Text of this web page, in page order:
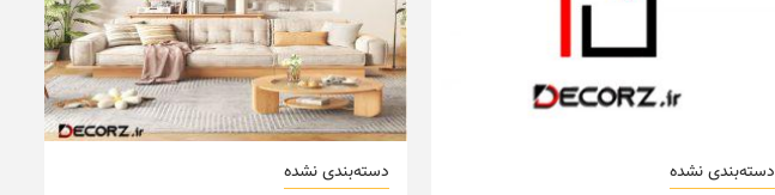
دسته‌بندی نشده دسته‌بندی نشده